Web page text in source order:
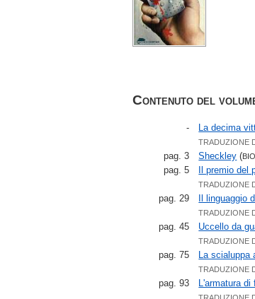
Contenuto del
- La decima
TRADUZIONE
pag. 3
Sheckley (
pag. 5
Il premio del
TRADUZIONE
pag. 29
Il linguaggio
TRADUZIONE
pag. 45
Uccello da
TRADUZIONE
pag. 75
La scialuppa
TRADUZIONE
pag. 93
L'armatura di
TRADUZIONE